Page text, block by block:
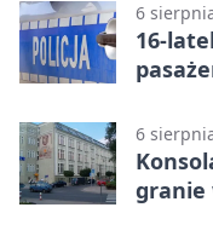
6
16-
6
granie